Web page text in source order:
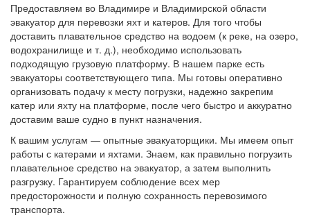
Предоставляем во Владимире и Владимирской области
эвакуатор для перевозки яхт и катеров. Для того чтобы
доставить плавательное средство на водоем (к реке, на озеро,
водохранилище и т. д.), необходимо использовать
подходящую грузовую платформу. В нашем парке есть
эвакуаторы соответствующего типа. Мы готовы оперативно
организовать подачу к месту погрузки, надежно закрепим
катер или яхту на платформе, после чего быстро и аккуратно
доставим ваше судно в пункт назначения.
К вашим услугам — опытные эвакуаторщики. Мы имеем опыт
работы с катерами и яхтами. Знаем, как правильно погрузить
плавательное средство на эвакуатор, а затем выполнить
разгрузку. Гарантируем соблюдение всех мер
предосторожности и полную сохранность перевозимого
транспорта.